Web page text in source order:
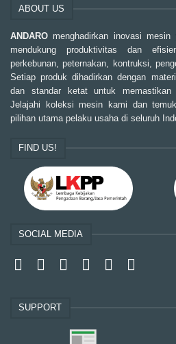
ABOUT US
ANDARO menghadirkan inovasi
mendukung produktivitas dan
perkebunan, peternakan, kontruksi,
Setiap produk dihadirkan dengan
dan standar ketat untuk memastikan
Jelajahi koleksi mesin kami dan
pilihan utama pelaku usaha di seluruh
FIND US!
SOCIAL MEDIA
SUPPORT